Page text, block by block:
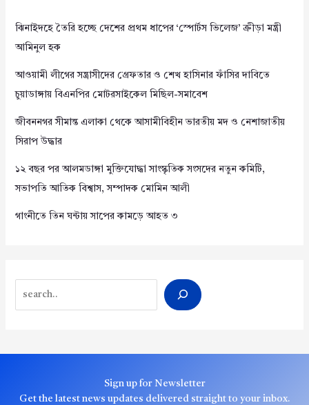
ঝিনাইদহে তৈরি হচ্ছে দেশের প্রথম ধাপের ‘স্পোর্টস ভিলেজ’ ক্রীড়া মন্ত্রী
আমিনুল হক
আওয়ামী লীগের সন্ত্রাসীদের গ্রেফতার ও শেখ হাসিনার ফাঁসির দাবিতে
চুয়াডাঙ্গায় বিএনপির মোটরসাইকেল মিছিল-সমাবেশ
জীবননগর সীমান্ত এলাকা থেকে আসামীবিহীন ভারতীয় মদ ও নেশাজাতীয়
সিরাপ উদ্ধার
১২ বছর পর আলমডাঙ্গা মুক্তিযোদ্ধা সাংস্কৃতিক সংসদের নতুন কমিটি,
সভাপতি আতিক বিশ্বাস, সম্পাদক মোমিন আলী
গাংনীতে তিন ঘন্টায় সাপের কামড়ে আহত ৩
Sign up for Newsletter
Get the latest news updates delivered straight to your inbox.